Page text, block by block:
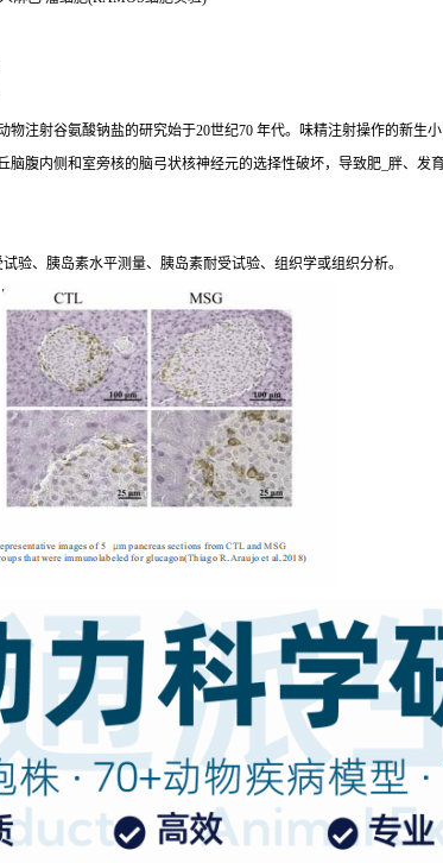
注射谷氨酸钠盐的研究始于20世纪70 年代。味精注射操作的新生
腹内侧和室旁核的脑弓状核神经元的选择性破坏，导致肥_胖、
验、胰岛素水平测量、胰岛素耐受试验、组织学或组织分析。